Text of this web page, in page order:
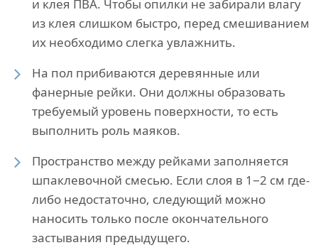
и клея ПВА. Чтобы опилки не забирали влагу
из клея слишком быстро, перед смешиванием
их необходимо слегка увлажнить.
На пол прибиваются деревянные или
фанерные рейки. Они должны образовать
требуемый уровень поверхности, то есть
выполнить роль маяков.
Пространство между рейками заполняется
шпаклевочной смесью. Если слоя в 1−2 см где-
либо недостаточно, следующий можно
наносить только после окончательного
застывания предыдущего.